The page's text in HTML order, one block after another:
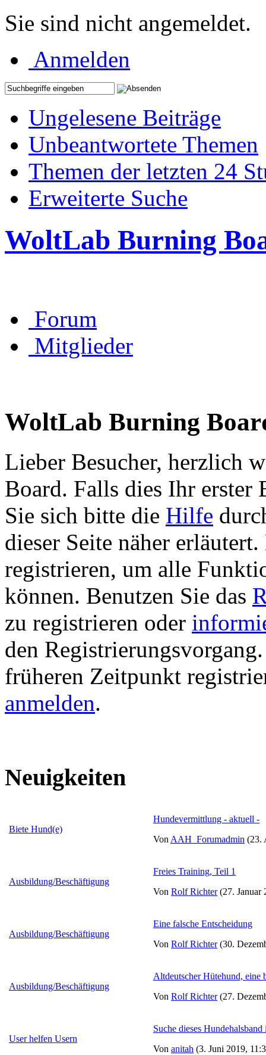
Sie sind nicht angemeldet.
Anmelden
Ungelesene Beiträge
Unbeantwortete Themen
Themen der letzten 24
Erweiterte Suche
WoltLab Burning
Forum
Mitglieder
WoltLab Burning
Lieber Besucher, herzlich
Board. Falls dies Ihr erster
Sie sich bitte die Hilfe
dieser Seite näher
registrieren, um alle
können. Benutzen Sie das
zu registrieren oder
den
früheren Zeitpunkt
anmelden.
Neuigkeiten
Biete Hund(e)
Hundevermittlung - aktuell -
Von AAH_Forumadmin (23.
Ausbildung/Beschäftigung
Freies Training, Teil 1
Von Rolf Richter(27. Januar
Ausbildung/Beschäftigung
Eine falsche Entscheidung
Von Rolf Richter(30.
Ausbildung/Beschäftigung
Altdeutscher Hütehund, eine
Von Rolf Richter(27.
User helfen Usern
Suche dieses
Von anitah (3. Juni 2019,